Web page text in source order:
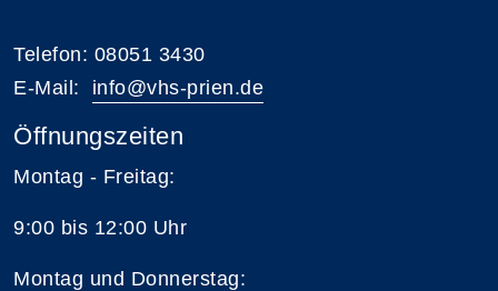
Telefon: 08051 3430
E-Mail: info@vhs-prien.de
Öffnungszeiten
Montag - Freitag:
9:00 bis 12:00 Uhr
Montag und Donnerstag: